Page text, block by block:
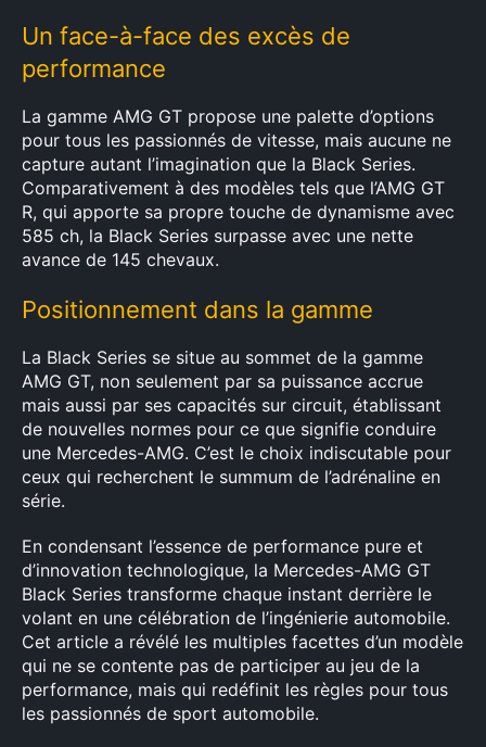
Un face-à-face des excès de
performance
La gamme AMG GT propose une palette d’options
pour tous les passionnés de vitesse, mais aucune ne
capture autant l’imagination que la Black Series.
Comparativement à des modèles tels que l’AMG GT
R, qui apporte sa propre touche de dynamisme avec
585 ch, la Black Series surpasse avec une nette
avance de 145 chevaux.
Positionnement dans la gamme
La Black Series se situe au sommet de la gamme
AMG GT, non seulement par sa puissance accrue
mais aussi par ses capacités sur circuit, établissant
de nouvelles normes pour ce que signifie conduire
une Mercedes-AMG. C’est le choix indiscutable pour
ceux qui recherchent le summum de l’adrénaline en
série.
En condensant l’essence de performance pure et
d’innovation technologique, la Mercedes-AMG GT
Black Series transforme chaque instant derrière le
volant en une célébration de l’ingénierie automobile.
Cet article a révélé les multiples facettes d’un modèle
qui ne se contente pas de participer au jeu de la
performance, mais qui redéfinit les règles pour tous
les passionnés de sport automobile.